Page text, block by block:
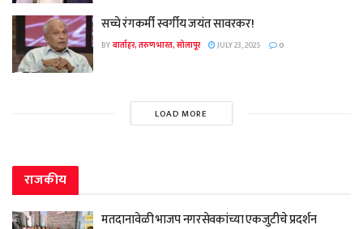
सच्चे रंगकर्मी स्वर्गीय जयंत सावरकर!
BYवार्ताहर, तरुण भारत, सोलापूर JULY 23, 2025 0
LOAD MORE
राजकीय
मतदानावेळी भाजप नगरसेवकांच्या एकजुटीचे प्रदर्शन